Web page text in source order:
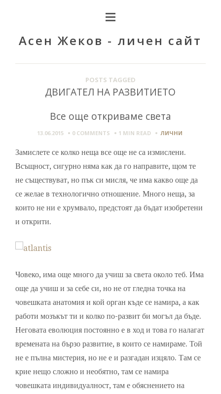
Асен Жеков - личен сайт
POSTS TAGGED
ДВИГАТЕЛ НА РАЗВИТИЕТО
Все още откриваме света
13.06.2015 0 COMMENTS 1 MIN READ ЛИЧНИ
Замислете се колко неща все още не са измислени.
Всъщност, сигурно няма как да го направите, щом те
не съществуват, но пък си мисля, че има какво още да
се желае в технологично отношение. Много неща, за
които не ни е хрумвало, предстоят да бъдат изобретени
и открити.
Човеко, има още много да учиш за света около теб. Има
още да учиш и за себе си, но не от гледна точка на
човешката анатомия и кой орган къде се намира, а как
работи мозъкът ти и колко по-развит би могъл да бъде.
Неговата еволюция постоянно е в ход и това го налагат
времената на бързо развитие, в които се намираме. Той
не е пълна мистерия, но не е и разгадан изцяло. Там се
крие нещо сложно и необятно, там се намира
човешката индивидуалност, там е обяснението на